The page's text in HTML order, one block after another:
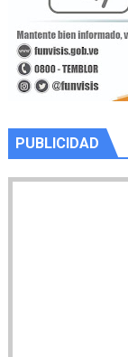
PUBLICIDAD